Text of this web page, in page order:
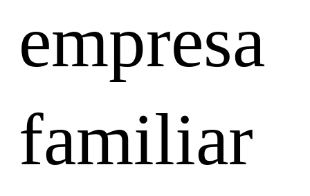
empresa
familiar